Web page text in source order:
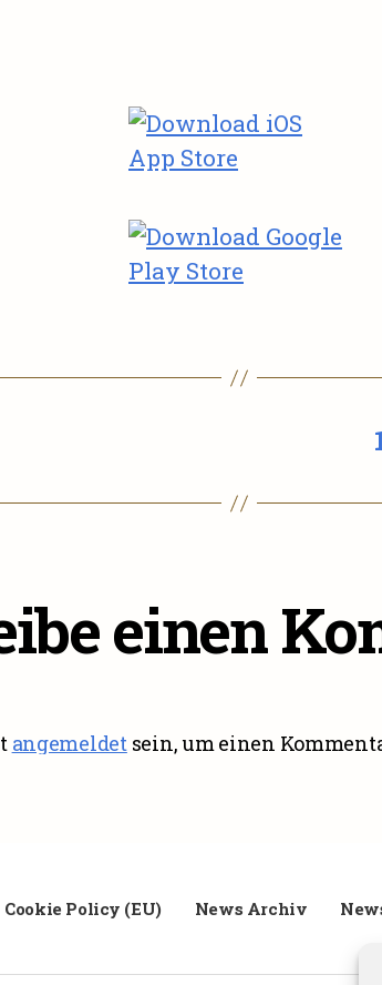
einen
angemeldetsein, um einen
Cookie Policy (EU) News Archiv